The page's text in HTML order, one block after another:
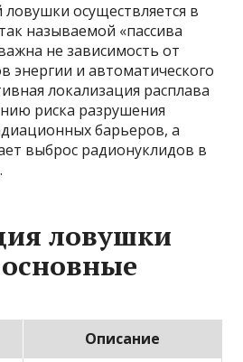
осуществляется в
называемой «пассива
не зависимость от
энергии и автоматического
локализация расплава
риска разрушения
барьеров, а
выброс радионуклидов в
ловушки
Описание